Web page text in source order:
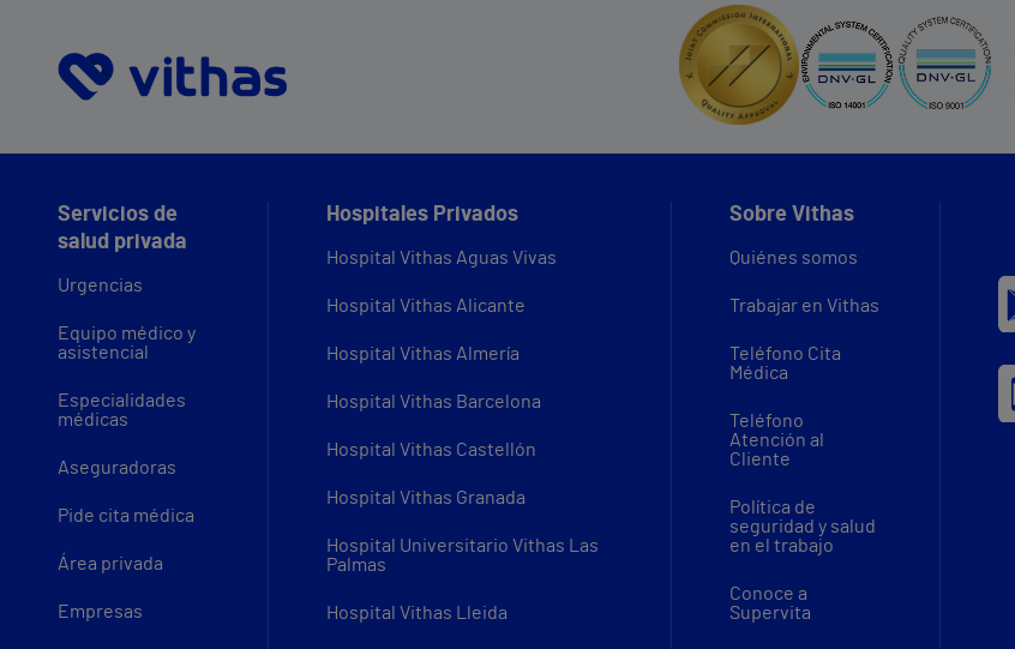
Servicios de
salud privada
Urgencias
Equipo médico y
asistencial
Especialidades
médicas
Aseguradoras
Pide cita médica
Área privada
Empresas
Hospitales Privados
Hospital Vithas Aguas Vivas
Hospital Vithas Alicante
Hospital Vithas Almería
Hospital Vithas Barcelona
Hospital Vithas Castellón
Hospital Vithas Granada
Hospital Universitario Vithas Las
Palmas
Hospital Vithas Lleida
Sobre Vithas
Quiénes somos
Trabajar en Vithas
Teléfono Cita
Médica
Teléfono
Atención al
Cliente
Política de
seguridad y salud
en el trabajo
Conoce a
Supervita